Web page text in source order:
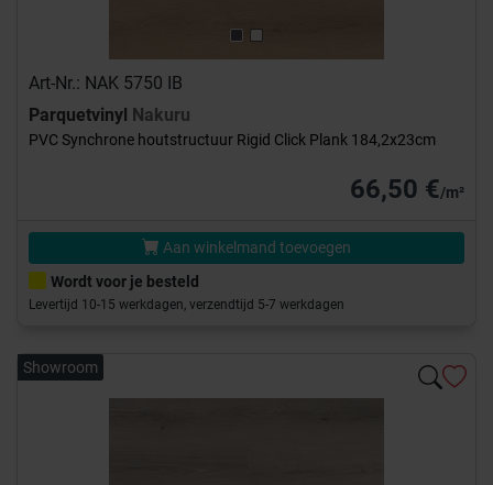
Art-Nr.: NAK 5750 IB
Parquetvinyl Nakuru
PVC Synchrone houtstructuur Rigid Click Plank 184,2x23cm
66,50 €/m²
Aan winkelmand toevoegen
Wordt voor je besteld
Levertijd 10-15 werkdagen, verzendtijd 5-7 werkdagen
Showroom